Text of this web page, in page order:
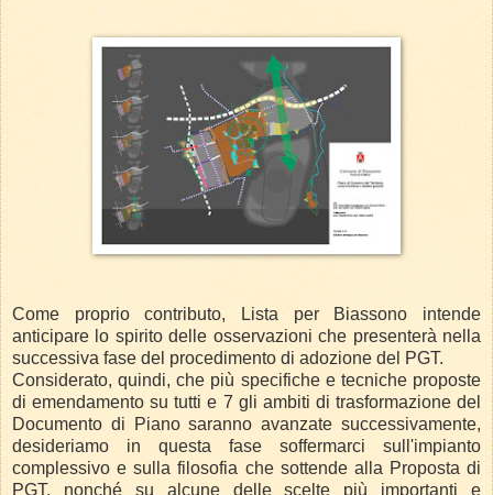
Come proprio contributo, Lista per Biassono intende
anticipare lo spirito delle osservazioni che presenterà nella
successiva fase del procedimento di adozione del PGT.
Considerato, quindi, che più specifiche e tecniche proposte
di emendamento su tutti e 7 gli ambiti di trasformazione del
Documento di Piano saranno avanzate successivamente,
desideriamo in questa fase soffermarci sull'impianto
complessivo e sulla filosofia che sottende alla Proposta di
PGT, nonché su alcune delle scelte più importanti e